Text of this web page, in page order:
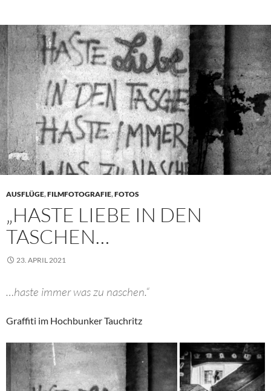
AUSFLÜGE,FILMFOTOGRAFIE,FOTOS
„HASTE LIEBE IN DEN
TASCHEN…
23. APRIL 2021
…haste immer was zu naschen.“
Graffiti im Hochbunker Tauchritz